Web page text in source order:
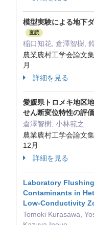
模型実験による地下
査読
稲口知花, 倉澤智樹,
農業農村工学会論
月
詳細を見る
愛媛県トロメキ地区
せん断変位特性の評価
倉澤智樹, 小林範之
農業農村工学会論
12月
詳細を見る
Laboratory
Contaminants in
Low-Conductivity
Tomoki Kurasawa,